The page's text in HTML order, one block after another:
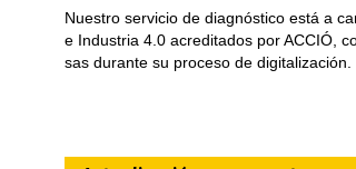
Nuestro servicio de diagnóstico está a
e Industria 4.0 acreditados por ACCIÓ,
sas durante su proceso de digitalización.